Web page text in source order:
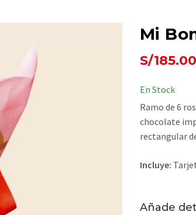
Mi
S/185.00
En Stock
Ramo de 6
chocolate
rectangular
Incluye:
Añade